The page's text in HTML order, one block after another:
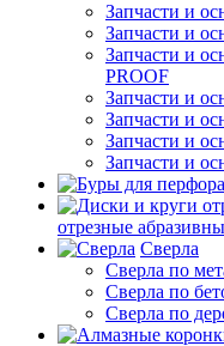
Запчасти и
Запчасти и
Запчасти и
PROOF
Запчасти и
Запчасти и
Запчасти и
Запчасти и
отрезные
Сверла
Сверла по
Сверла по
Сверла по